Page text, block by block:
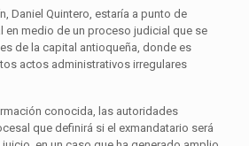
Daniel Quintero, estaría a punto de
en medio de un proceso judicial que se
de la capital antioqueña, donde es
actos administrativos irregulares
conocida, las autoridades
que definirá si el exmandatario será